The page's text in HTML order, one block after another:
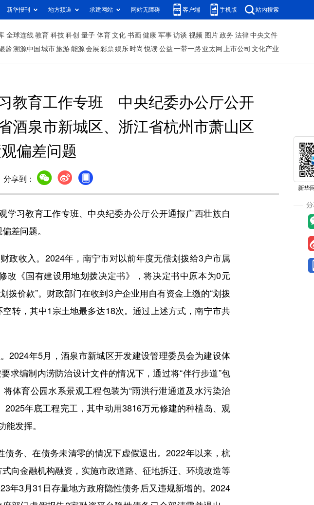
新华报刊 地方频道 承建网站 网站无障碍 客户端 手机版 站内搜索
全球连线 教育 科技 科创 量子 体育 文化 书画 健康 军事 访谈 视频 图片 政务 法律 中央文件
龄溯源中国 城市旅游 能源 会展 彩票娱乐 时尚 悦读 公益 一带一路 亚太网 上市公司 文化产业
教育工作专班 中央纪委办公厅公开
酒泉市新城区、浙江省杭州市萧山区
偏差问题
分享到：
教育工作专班、中央纪委办公厅公开通报广西壮族自
差问题。
收入。2024年，南宁市对以前年度无偿划拨给3户市属
改《国有建设用地划拨决定书》，将决定书中原本为0元
拨价款”。财政部门在收到3户企业用自有资金上缴的“划拨
转，其中1宗土地最多达18次。通过上述方式，南宁市共
年5月，酒泉市新城区开发建设管理委员会为建设体
求编制内涝防治设计文件的情况下，通过将“伴行步道”包
将体育公园水系景观工程包装为“雨洪行泄通道及水污染治
年底工程完工，其中动用3816万元修建的种植岛、观
能发挥。
务、在债务未清零的情况下虚假退出。2022年以来，杭
向金融机构融资，实施市政道路、征地拆迁、环境改造等
年3月31日存量地方政府隐性债务后又违规新增的。2024